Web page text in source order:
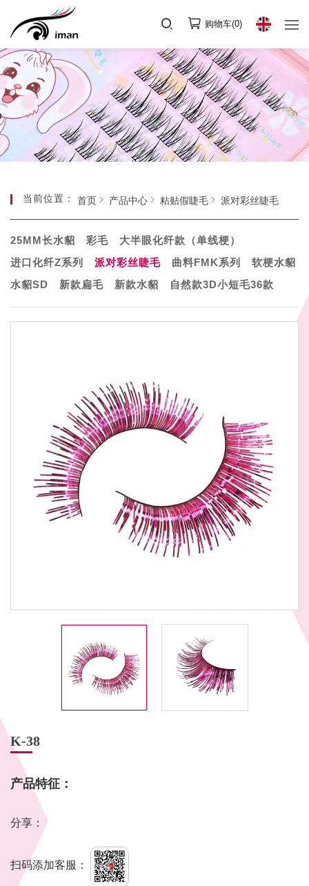
购物车(0)
当前位置： 首页 产品中心 粘贴假睫毛 派对彩丝睫毛
25MM长水貂 彩毛
大半眼化纤款（单线梗）
进口化纤Z系列
派对彩丝睫毛 曲料FMK系列
软梗水貂
水貂SD
新款扁毛 新款水貂 自然款3D小短毛36款
K-38
产品特征：
分享：
扫码添加客服：